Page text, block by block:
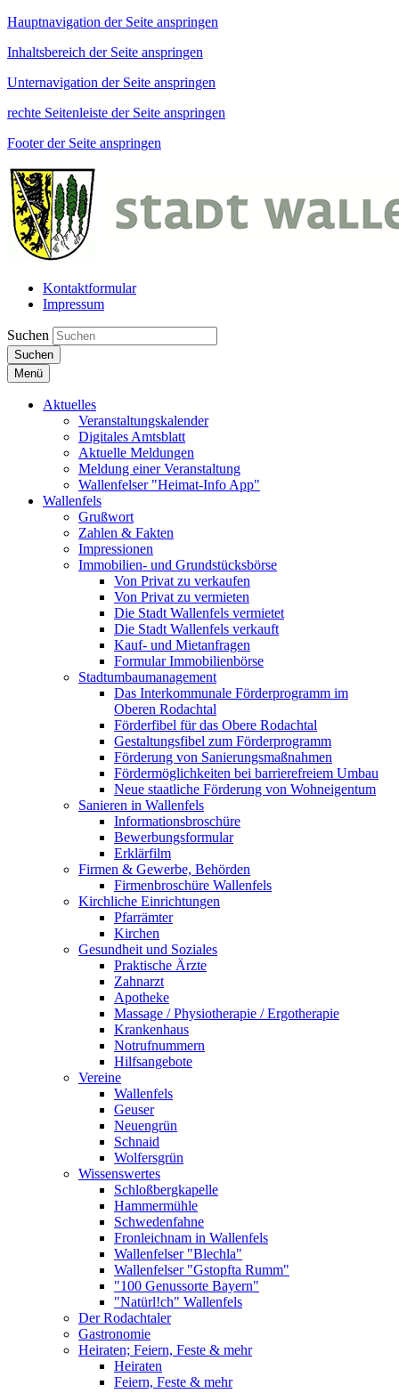
Hauptnavigation der Seite anspringen
Inhaltsbereich der Seite anspringen
Unternavigation der Seite anspringen
rechte Seitenleiste der Seite anspringen
Footer der Seite anspringen
Kontaktformular
Impressum
Suchen
Suchen
Menü
Aktuelles
Veranstaltungskalender
Digitales Amtsblatt
Aktuelle Meldungen
Meldung einer Veranstaltung
Wallenfelser "Heimat-Info App"
Wallenfels
Grußwort
Zahlen & Fakten
Impressionen
Immobilien- und Grundstücksbörse
Von Privat zu verkaufen
Von Privat zu vermieten
Die Stadt Wallenfels vermietet
Die Stadt Wallenfels verkauft
Kauf- und Mietanfragen
Formular Immobilienbörse
Stadtumbaumanagement
Das Interkommunale Förderprogramm im
Oberen Rodachtal
Förderfibel für das Obere Rodachtal
Gestaltungsfibel zum Förderprogramm
Förderung von Sanierungsmaßnahmen
Fördermöglichkeiten bei barrierefreiem Umbau
Neue staatliche Förderung von Wohneigentum
Sanieren in Wallenfels
Informationsbroschüre
Bewerbungsformular
Erklärfilm
Firmen & Gewerbe, Behörden
Firmenbroschüre Wallenfels
Kirchliche Einrichtungen
Pfarrämter
Kirchen
Gesundheit und Soziales
Praktische Ärzte
Zahnarzt
Apotheke
Massage / Physiotherapie / Ergotherapie
Krankenhaus
Notrufnummern
Hilfsangebote
Vereine
Wallenfels
Geuser
Neuengrün
Schnaid
Wolfersgrün
Wissenswertes
Schloßbergkapelle
Hammermühle
Schwedenfahne
Fronleichnam in Wallenfels
Wallenfelser "Blechla"
Wallenfelser "Gstopfta Rumm"
"100 Genussorte Bayern"
"Natürl!ch" Wallenfels
Der Rodachtaler
Gastronomie
Heiraten; Feiern, Feste & mehr
Heiraten
Feiern, Feste & mehr